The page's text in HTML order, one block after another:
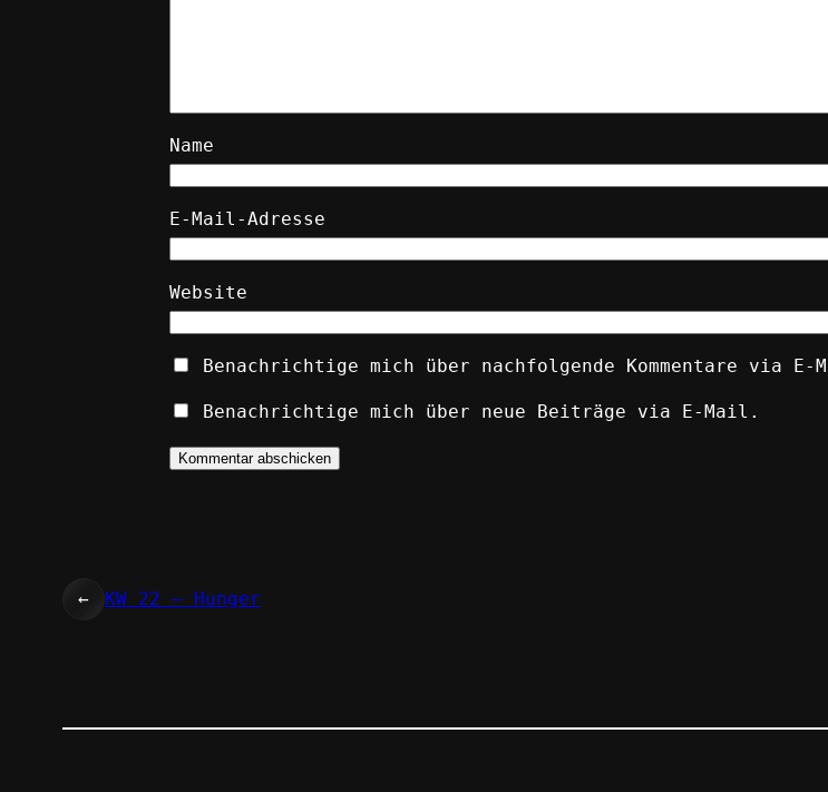
Name
E-Mail-Adresse
Website
Benachrichtige mich über nachfolgende Kommentare via E-
Benachrichtige mich über neue Beiträge via E-Mail.
← KW 22 – Hunger